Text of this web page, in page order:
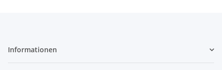
Informationen